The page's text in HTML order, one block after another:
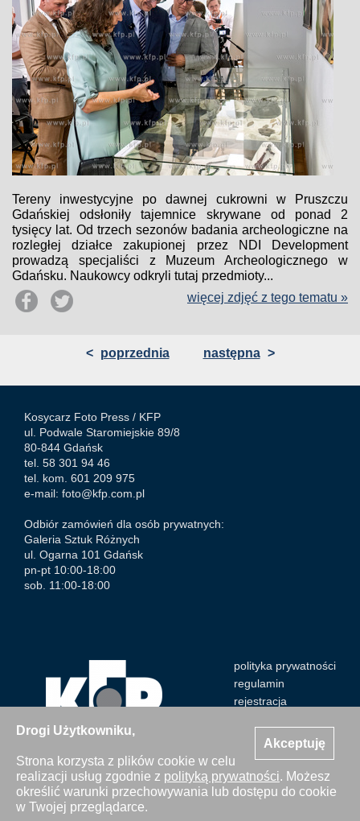
Akceptuję
Drogi Użytkowniku,
Strona korzysta z plików cookie w celu
realizacji usług zgodnie z polityką prywatności. Możesz
określić warunki przechowywania lub dostępu do cookie
w Twojej przeglądarce.
Tereny inwestycyjne po dawnej cukrowni w Pruszczu
Gdańskiej odsłoniły tajemnice skrywane od ponad 2
tysięcy lat. Od trzech sezonów badania archeologiczne na
rozległej działce zakupionej przez NDI Development
prowadzą specjaliści z Muzeum Archeologicznego w
Gdańsku. Naukowcy odkryli tutaj przedmioty...
więcej zdjęć z tego tematu »
< poprzednia następna >
Kosycarz Foto Press / KFP
ul. Podwale Staromiejskie 89/8
80-844 Gdańsk
tel. 58 301 94 46
tel. kom. 601 209 975
e-mail: foto@kfp.com.pl
Odbiór zamówień dla osób prywatnych:
Galeria Sztuk Różnych
ul. Ogarna 101 Gdańsk
pn-pt 10:00-18:00
sob. 11:00-18:00
polityka prywatności
regulamin
rejestracja
Wszystkie zdjęcia Agencji Kosycarz Foto Press/KFP są
chronione prawem autorskim. Publikacja i kopiowanie bez
zgody Agencji zabronione. Copyright © 2000-2026 KFP